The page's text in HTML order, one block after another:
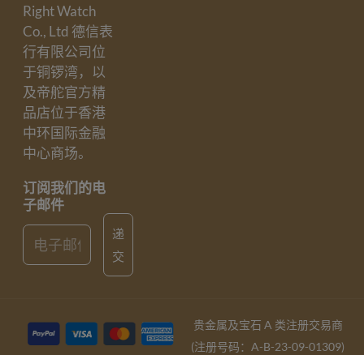
Right Watch
Co., Ltd 德信表
行有限公司位
于铜锣湾，以
及帝舵官方精
品店位于香港
中环国际金融
中心商场。
订阅我们的电
子邮件
Email 递
交
贵金属及宝石 A 类注册交易商
(注册号码：A-B-23-09-01309)